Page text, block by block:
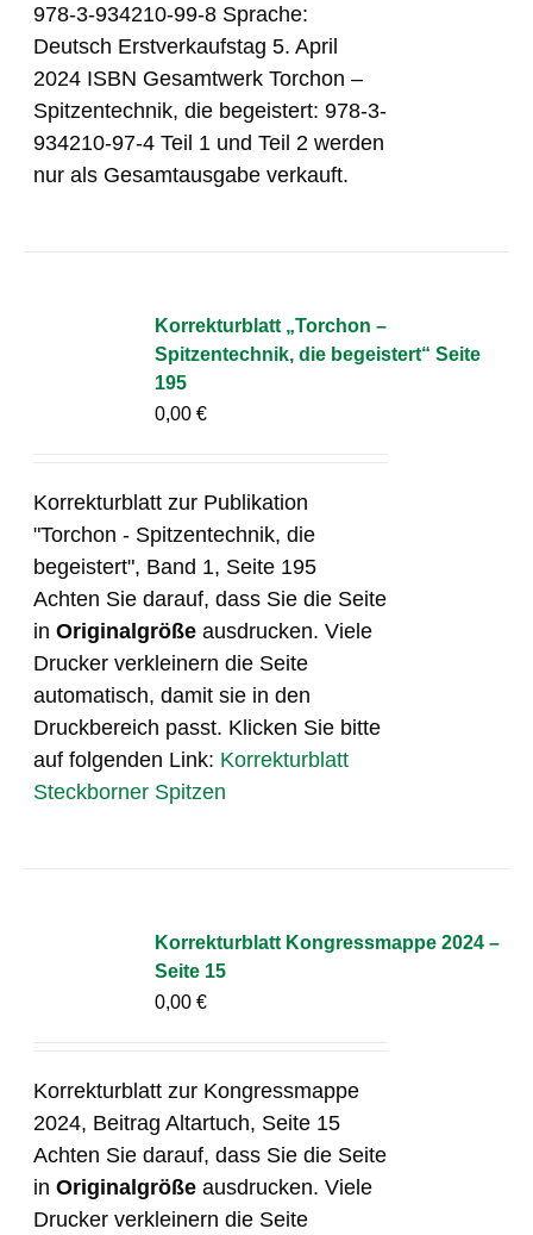
978-3-934210-99-8 Sprache:
Deutsch Erstverkaufstag 5. April
2024 ISBN Gesamtwerk Torchon –
Spitzentechnik, die begeistert: 978-3-
934210-97-4 Teil 1 und Teil 2 werden
nur als Gesamtausgabe verkauft.
Korrekturblatt „Torchon –
Spitzentechnik, die begeistert“ Seite
195
0,00€
Korrekturblatt zur Publikation
"Torchon - Spitzentechnik, die
begeistert", Band 1, Seite 195
Achten Sie darauf, dass Sie die Seite
inOriginalgröße ausdrucken. Viele
Drucker verkleinern die Seite
automatisch, damit sie in den
Druckbereich passt. Klicken Sie bitte
auf folgenden Link: Korrekturblatt
Steckborner Spitzen
Korrekturblatt Kongressmappe 2024 –
Seite 15
0,00€
Korrekturblatt zur Kongressmappe
2024, Beitrag Altartuch, Seite 15
Achten Sie darauf, dass Sie die Seite
inOriginalgröße ausdrucken. Viele
Drucker verkleinern die Seite